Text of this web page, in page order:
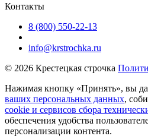
Контакты
8 (800) 550-22-13
info@krstrochka.ru
© 2026 Крестецкая строчка
Нажимая кнопку «Принять», вы
ваших персональных данных,
cookie и сервисов сбора
обеспечения удобства
персонализации контента.